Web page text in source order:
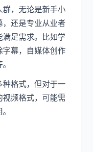
群，无论是新手小
，还是专业从业者
满足需求。比如学
字幕，自媒体创作
种格式，但对于一
频格式，可能需